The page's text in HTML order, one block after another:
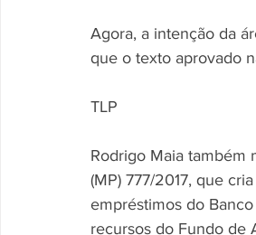
Agora, a intenção da
que o texto aprovado
TLP
Rodrigo Maia também
(MP) 777/2017, que
empréstimos do
recursos do Fundo de